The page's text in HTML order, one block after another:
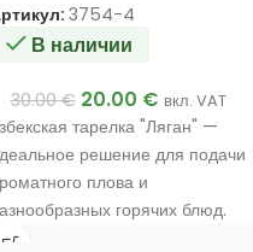
3754-4
В наличии
30.00€ 20.00 € вкл. VAT
тарелка "Ляган" —
решение для подачи
плова и
горячих блюд.